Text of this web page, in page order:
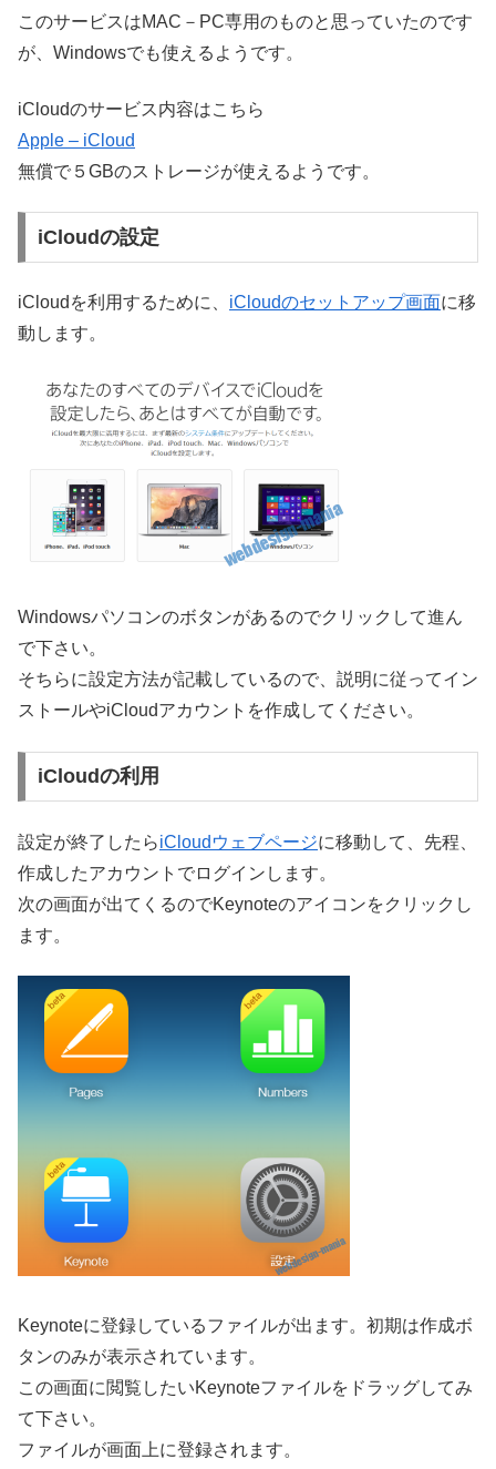
このサービスはMAC－PC専用のものと思っていたのです
が、Windowsでも使えるようです。
iCloudのサービス内容はこちら
Apple – iCloud
無償で５GBのストレージが使えるようです。
iCloudの設定
iCloudを利用するために、 iCloudのセットアップ画面に移
動します。
Windowsパソコンのボタンがあるのでクリックして進ん
で下さい。
そちらに設定方法が記載しているので、説明に従ってイン
ストールやiCloudアカウントを作成してください。
iCloudの利用
設定が終了したらiCloudウェブページに移動して、先程、
作成したアカウントでログインします。
次の画面が出てくるのでKeynoteのアイコンをクリックし
ます。
Keynoteに登録しているファイルが出ます。初期は作成ボ
タンのみが表示されています。
この画面に閲覧したいKeynoteファイルをドラッグしてみ
て下さい。
ファイルが画面上に登録されます。